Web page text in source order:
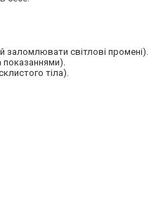
заломлювати світлові промені).
показаннями).
тіла).